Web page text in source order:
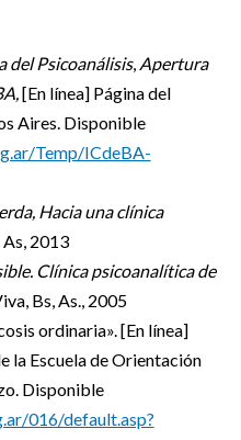
del Psicoanálisis, Apertura
[En línea] Página del
Aires. Disponible
Temp/ICdeBA-
Hacia una clínica
As, 2013
Clínica psicoanalítica de
Bs, As., 2005
ordinaria». [En línea]
la Escuela de Orientación
Disponible
016/default.asp?